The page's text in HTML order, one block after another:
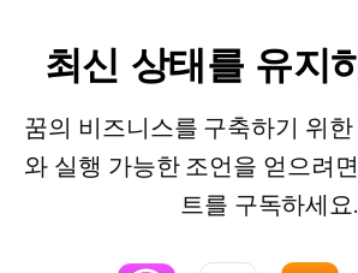
최신 상태를 유지
꿈의 비즈니스를 구축하기 위
와 실행 가능한 조언을 얻으려
트를 구독하세요.